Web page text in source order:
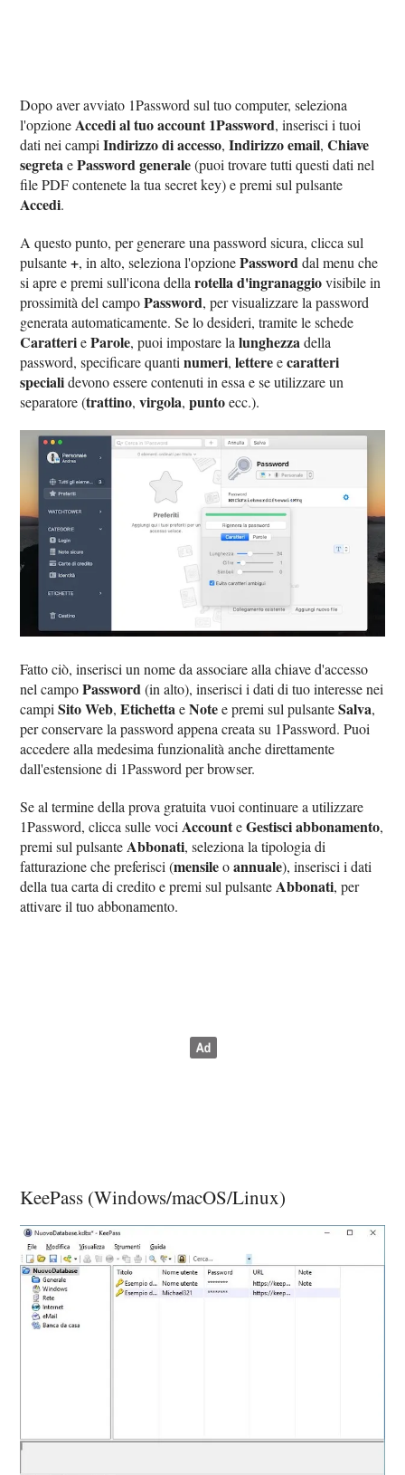
Dopo aver avviato 1Password sul tuo computer, seleziona
l'opzione Accedi al tuo account 1Password, inserisci i tuoi
dati nei campiIndirizzo di accesso,Indirizzo email,Chiave
segretaePassword generale(puoi trovare tutti questi dati nel
file PDF contenete la tua secret key) e premi sul pulsante
Accedi.
A questo punto, per generare una password sicura, clicca sul
pulsante+, in alto, seleziona l'opzionePassworddal menu che
si apre e premi sull'icona dellarotella d'ingranaggiovisibile in
prossimità del campoPassword, per visualizzare la password
generata automaticamente. Se lo desideri, tramite le schede
CaratterieParole, puoi impostare lalunghezzadella
password, specificare quantinumeri,lettereecaratteri
specialidevono essere contenuti in essa e se utilizzare un
separatore (trattino,virgola,puntoecc.).
Fatto ciò, inserisci un nome da associare alla chiave d'accesso
nel campoPassword(in alto), inserisci i dati di tuo interesse nei
campiSito Web,EtichettaeNotee premi sul pulsanteSalva,
per conservare la password appena creata su 1Password. Puoi
accedere alla medesima funzionalità anche direttamente
dall'estensione di 1Password per browser.
Se al termine della prova gratuita vuoi continuare a utilizzare
1Password, clicca sulle vociAccounteGestisci abbonamento,
premi sul pulsanteAbbonati, seleziona la tipologia di
fatturazione che preferisci (mensileoannuale), inserisci i dati
della tua carta di credito e premi sul pulsanteAbbonati, per
attivare il tuo abbonamento.
KeePass (Windows/macOS/Linux)